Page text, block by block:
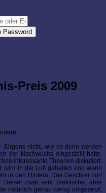
Password
Preis 2009
nicht, wie es denn werden
der Nachwuchs eingestellt hatte.
interessante Theorien diskutiert.
wird in die Luft gehalten und wenn
in den Hintern. Das Geschrei hört
Dieser zwar sehr praktische, aber
natürlich genau wenig umgesetzt,